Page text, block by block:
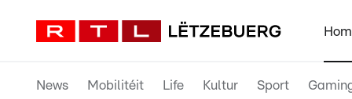
News Mobilitéit Life Kultur Sport